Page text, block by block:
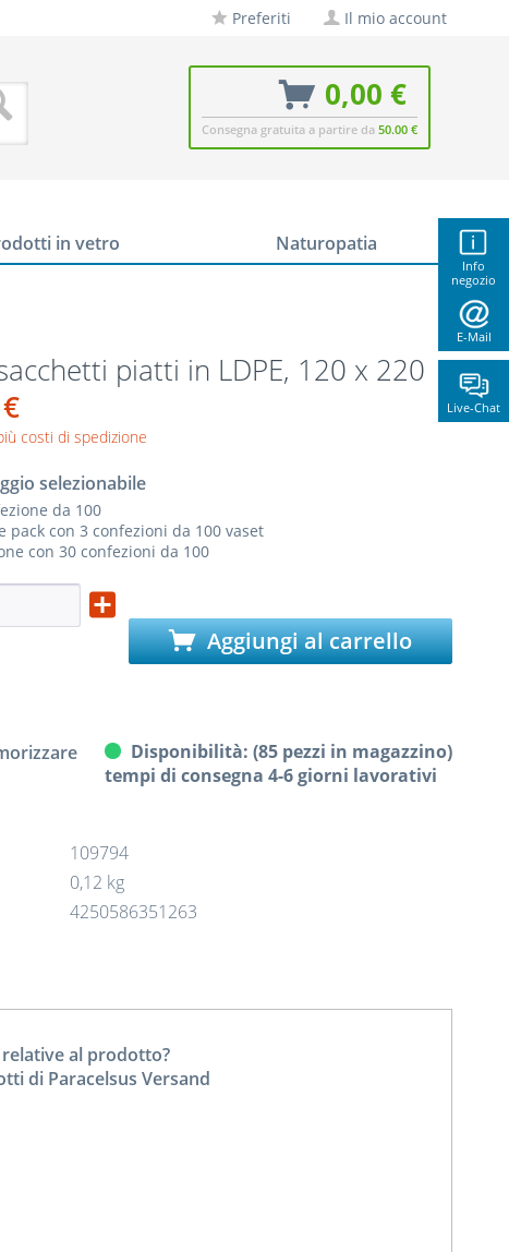
Info
negozio
E-Mail
Live-Chat
Preferiti Il mio account
0,00 €
Consegna gratuita a partire da 50.00 €
in vetro Naturopatia
piatti in LDPE, 120 x 220
costi di spedizione
selezionabile
da 100
pack con 3 confezioni da 100 vaset
con 30 confezioni da 100
Aggiungi al carrello
Disponibilità: (85 pezzi in magazzino)
tempi di consegna 4-6 giorni lavorativi
109794
0,12 kg
4250586351263
al prodotto?
di Paracelsus Versand